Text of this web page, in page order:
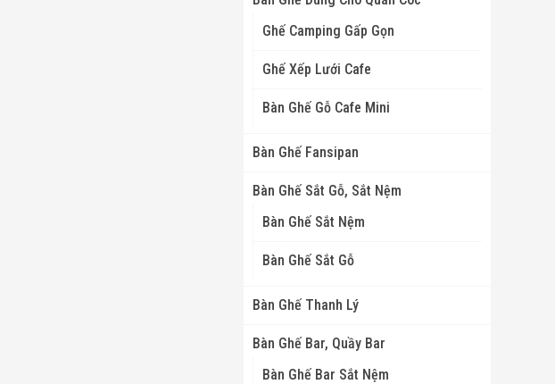
Ghế Camping Gấp Gọn
Ghế Xếp Lưới Cafe
Bàn Ghế Gỗ Cafe Mini
Bàn Ghế Fansipan
Bàn Ghế Sắt Gỗ, Sắt Nệm
Bàn Ghế Sắt Nệm
Bàn Ghế Sắt Gỗ
Bàn Ghế Thanh Lý
Bàn Ghế Bar, Quầy Bar
Bàn Ghế Bar Sắt Nệm